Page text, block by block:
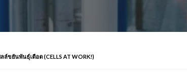
ล์ขยันพันธุ์เดือด (CELLS AT WORK!)